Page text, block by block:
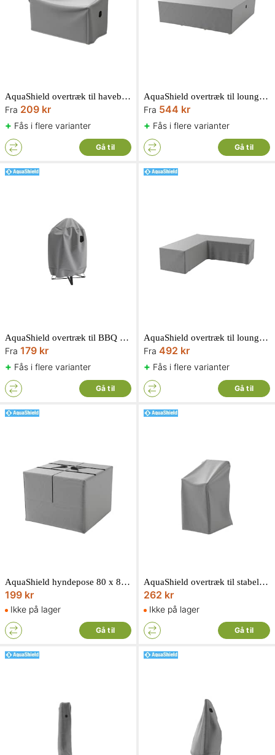
AquaShield overtræk til havebænk
Fra 209 kr
+ Fås i flere varianter
Gå til
AquaShield overtræk til loungesæt
Fra 544 kr
+ Fås i flere varianter
Gå til
AquaShield overtræk til BBQ kuglegrill
Fra 179 kr
+ Fås i flere varianter
Gå til
AquaShield overtræk til loungesæt L-form
Fra 492 kr
+ Fås i flere varianter
Gå til
AquaShield hyndepose 80 x 80 x H60 cm
199 kr
Ikke på lager
Gå til
AquaShield overtræk til stabelbare havestole 67 x 67 x H80/110 cm
262 kr
Ikke på lager
Gå til